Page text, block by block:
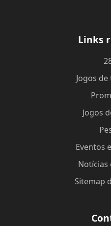
Links
Jogos
Jogos
Eventos
Notícias
Sitemap